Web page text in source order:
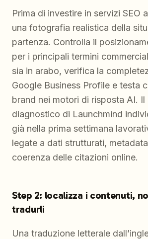
Prima di investire in servizi SEO
una fotografia realistica della
partenza. Controlla il
per i principali termini
sia in arabo, verifica la
Google Business Profile e testa
brand nei motori di risposta AI. Il
diagnostico di Launchmind
già nella prima settimana
legate a dati strutturati,
coerenza delle citazioni online.
Step 2: localizza i contenuti,
tradurli
Una traduzione letterale